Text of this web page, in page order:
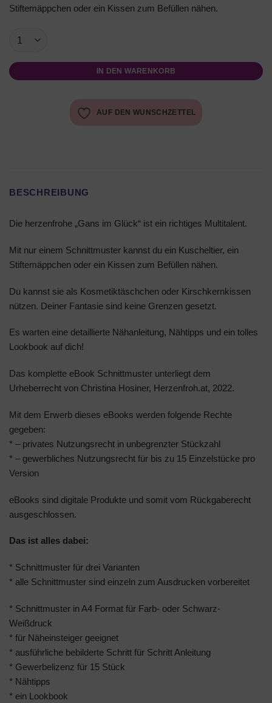
Stiftemäppchen oder ein Kissen zum Befüllen nähen.
IN DEN WARENKORB
AUF DEN WUNSCHZETTEL
BESCHREIBUNG
Die herzenfrohe „Gans im Glück“ ist ein richtiges Multitalent.
Mit nur einem Schnittmuster kannst du ein Kuscheltier, ein
Stiftemäppchen oder ein Kissen zum Befüllen nähen.
Du kannst sie als Kosmetiktäschchen oder Kirschkernkissen
nützen. Deiner Fantasie sind keine Grenzen gesetzt.
Es warten eine detaillierte Nähanleitung, Nähtipps und ein tolles
Lookbook auf dich!
Das komplette eBook Schnittmuster unterliegt dem
Urheberrecht von Christina Hosiner, Herzenfroh.at, 2022.
Mit dem Erwerb dieses eBooks werden folgende Rechte
gegeben:
* – privates Nutzungsrecht in unbegrenzter Stückzahl
* – gewerbliches Nutzungsrecht für bis zu 15 Einzelstücke pro
Version
eBooks sind digitale Produkte und somit vom Rückgaberecht
ausgeschlossen.
Das ist alles dabei:
* Schnittmuster für drei Varianten
* alle Schnittmuster sind einzeln zum Ausdrucken vorbereitet
* Schnittmuster in A4 Format für Farb- oder Schwarz-
Weißdruck
* für Näheinsteiger geeignet
* ausführliche bebilderte Schritt für Schritt Anleitung
* Gewerbelizenz für 15 Stück
* Nähtipps
* ein Lookbook